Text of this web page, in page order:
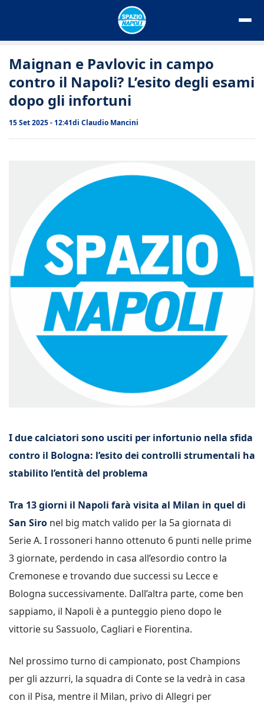
Maignan e Pavlovic in campo
contro il Napoli? L’esito degli esami
dopo gli infortuni
15 Set 2025 - 12:41di Claudio Mancini
I due calciatori sono usciti per infortunio nella sfida
contro il Bologna: l’esito dei controlli strumentali ha
stabilito l’entità del problema
Tra 13 giorni il Napoli farà visita al Milan in quel di
San Siro nel big match valido per la 5a giornata di
Serie A. I rossoneri hanno ottenuto 6 punti nelle prime
3 giornate, perdendo in casa all’esordio contro la
Cremonese e trovando due successi su Lecce e
Bologna successivamente. Dall’altra parte, come ben
sappiamo, il Napoli è a punteggio pieno dopo le
vittorie su Sassuolo, Cagliari e Fiorentina.
Nel prossimo turno di campionato, post Champions
per gli azzurri, la squadra di Conte se la vedrà in casa
con il Pisa, mentre il Milan, privo di Allegri per